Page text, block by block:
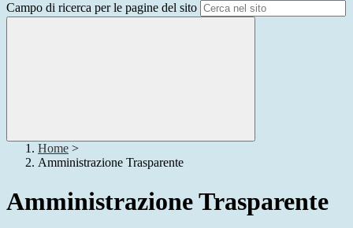
Campo di ricerca per le pagine del sito
Home >
Amministrazione Trasparente
Amministrazione Trasparente